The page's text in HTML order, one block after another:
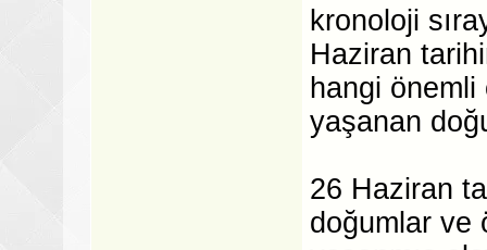
kronoloji
Haziran
hangi
yaşanan
26 Haziran
doğumlar ve